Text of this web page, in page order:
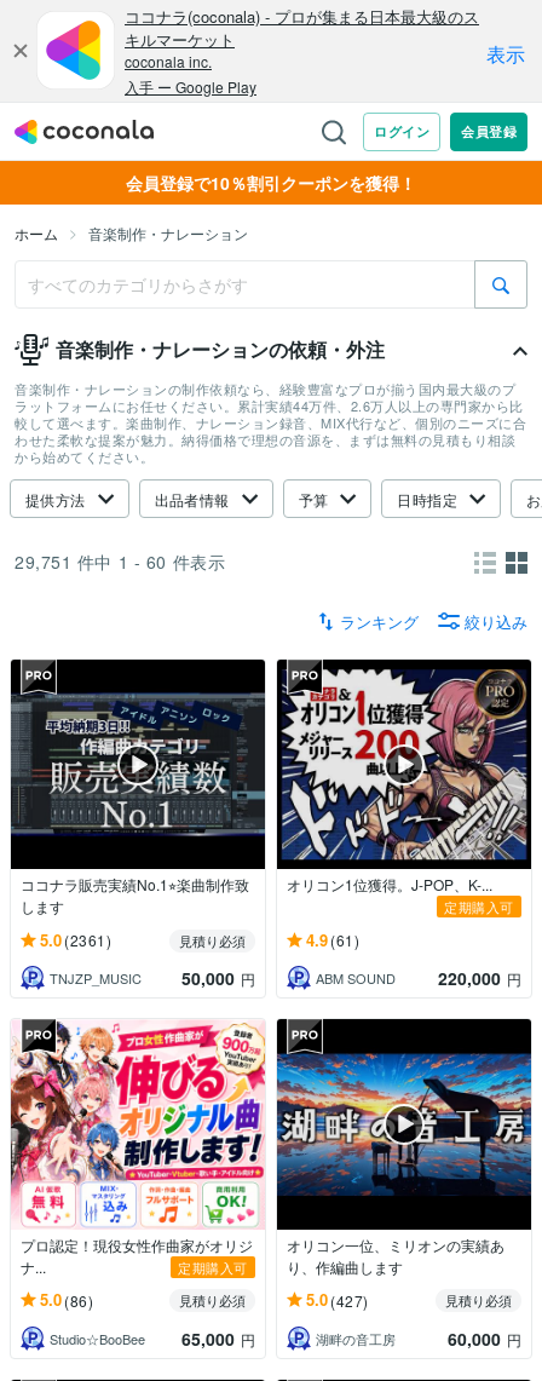
会員登録で10％割引クーポンを獲得！
ホーム 音楽制作・ナレーション
音楽制作・ナレーションの依頼・外注
音楽制作・ナレーションの制作依頼なら、経験豊富なプロが揃う国内最大級のプ
ラットフォームにお任せください。累計実績44万件、2.6万人以上の専門家から比
較して選べます。楽曲制作、ナレーション録音、MIX代行など、個別のニーズに合
わせた柔軟な提案が魅力。納得価格で理想の音源を、まずは無料の見積もり相談
から始めてください。
提供方法 出品者情報 予算 日時指定
29,751 件中 1 - 60 件表示
ランキング 絞り込み
ココナラ販売実績No.1⭐︎楽曲制作致
します
5.0(2361)
見積り必須
TNJZP_MUSIC
50,000 円
オリコン1位獲得。J-POP、K-...
定期購入可
4.9(61)
ABM SOUND 220,000 円
プロ認定！現役女性作曲家がオリジ
ナ...
定期購入可
5.0(86)
見積り必須
Studio☆BooBee
65,000 円
オリコン一位、ミリオンの実績あ
り、作編曲します
5.0(427)
見積り必須
湖畔の音工房
60,000 円